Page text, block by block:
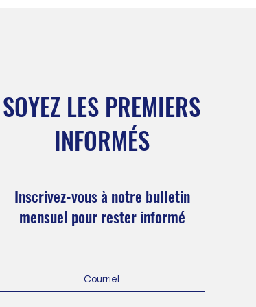
SOYEZ LES PREMIERS
INFORMÉS
Inscrivez-vous à notre bulletin
mensuel pour rester informé